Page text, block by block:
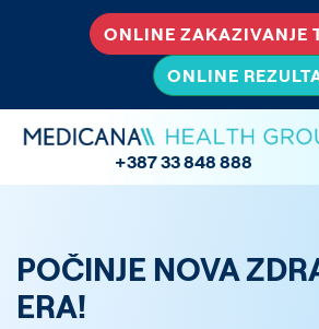
ONLINE ZAKAZIVANJE
ONLINE
+387 33 848 888
POČINJE NOVA
ERA!